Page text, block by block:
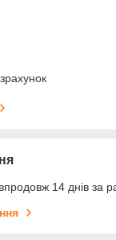
14 днів за